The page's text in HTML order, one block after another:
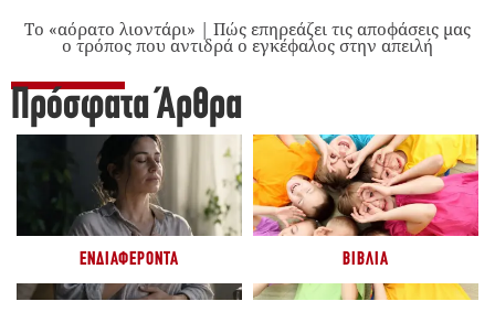
Το «αόρατο λιοντάρι» | Πώς επηρεάζει τις αποφάσεις μας
ο τρόπος που αντιδρά ο εγκέφαλος στην απειλή
Πρόσφατα Άρθρα
ΕΝΔΙΑΦΈΡΟΝΤΑ ΒΙΒΛΊΑ